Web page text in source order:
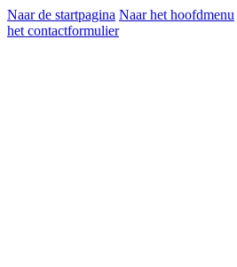
Naar de startpagina Naar het hoofdmenu
het contactformulier